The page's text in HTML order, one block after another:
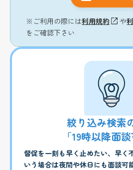
※ご利用の際には利用規約 や
をご確認下さい
絞り込み検索
「19時以降面談
督促を一刻も早く止めたい、早く
いう場合は夜間や休日にも面談可